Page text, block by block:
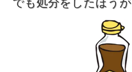
でも処分をしたほう